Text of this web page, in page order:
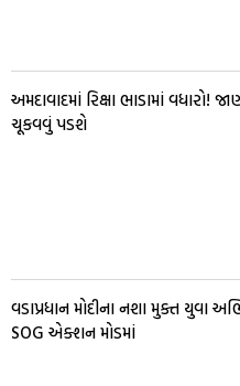
અમદાવાદમાં રિક્ષા ભાડામાં વધારો!
ચૂકવવું પડશે
વડાપ્રધાન મોદીના નશા મુક્ત યુવા
SOG એક્શન મોડમાં